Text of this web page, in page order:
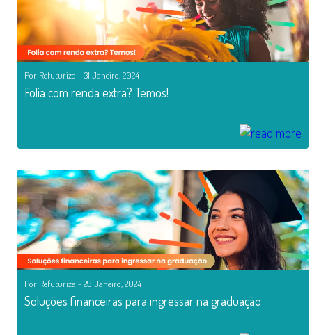
Por Refuturiza - 31 Janeiro, 2024
Folia com renda extra? Temos!
Por Refuturiza - 29 Janeiro, 2024
Soluções financeiras para ingressar na graduação